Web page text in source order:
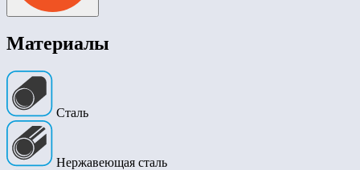
Материалы
Сталь
Нержавеющая сталь